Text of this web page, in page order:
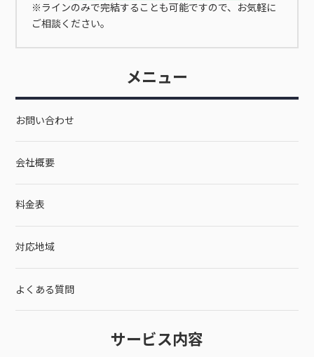
※ラインのみで完結することも可能ですので、お気軽に
ご相談ください。
メニュー
お問い合わせ
会社概要
料金表
対応地域
よくある質問
サービス内容